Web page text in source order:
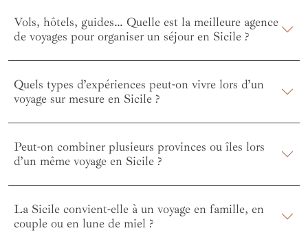
Vols, hôtels, guides… Quelle est la meilleure agence
de voyages pour organiser un séjour en Sicile ?
Quels types d’expériences peut-on vivre lors d’un
voyage sur mesure en Sicile ?
Peut-on combiner plusieurs provinces ou îles lors
d’un même voyage en Sicile ?
La Sicile convient-elle à un voyage en famille, en
couple ou en lune de miel ?